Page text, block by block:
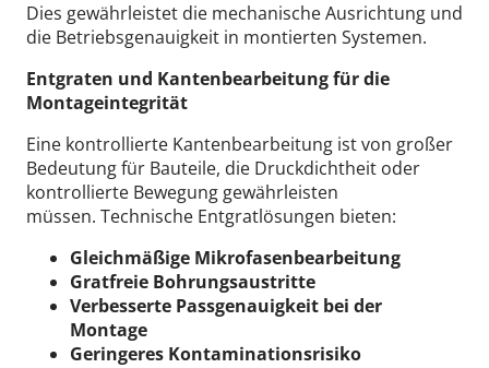
Dies gewährleistet die mechanische Ausrichtung und
die Betriebsgenauigkeit in montierten Systemen.
Entgraten und Kantenbearbeitung für die
Montageintegrität
Eine kontrollierte Kantenbearbeitung ist von großer
Bedeutung für Bauteile, die Druckdichtheit oder
kontrollierte Bewegung gewährleisten
müssen. Technische Entgratlösungen bieten:
Gleichmäßige Mikrofasenbearbeitung
Gratfreie Bohrungsaustritte
Verbesserte Passgenauigkeit bei der
Montage
Geringeres Kontaminationsrisiko